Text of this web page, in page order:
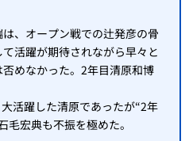
、オープン戦での辻発彦の骨
活躍が期待されながら早々と
めなかった。2年目清原和博
活躍した清原であったが“2年
毛宏典も不振を極めた。